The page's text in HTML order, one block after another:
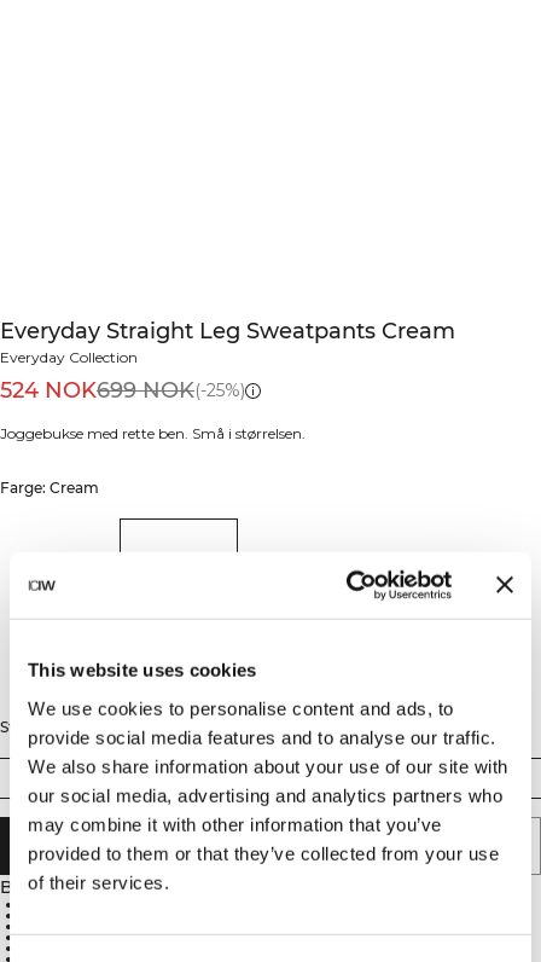
This website uses cookies
We use cookies to personalise content and ads, to
provide social media features and to analyse our traffic.
We also share information about your use of our site with
our social media, advertising and analytics partners who
may combine it with other information that you’ve
provided to them or that they’ve collected from your use
of their services.
Everyday Straight Leg Sweatpants Cream
Everyday Collection
524 NOK699 NOK(-25%)
Joggebukse med rette ben. Små i størrelsen.
Farge: Cream
Størrelse
XS S M L XL XXL
LEGG I HANDLEKURVEN
Beskrivelse
Justerbar midje med strikk og snøring